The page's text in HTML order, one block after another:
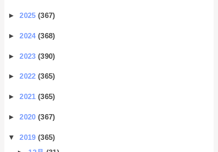
►2025(367)
►2024(368)
►2023(390)
►2022(365)
►2021(365)
►2020(367)
▼2019(365)